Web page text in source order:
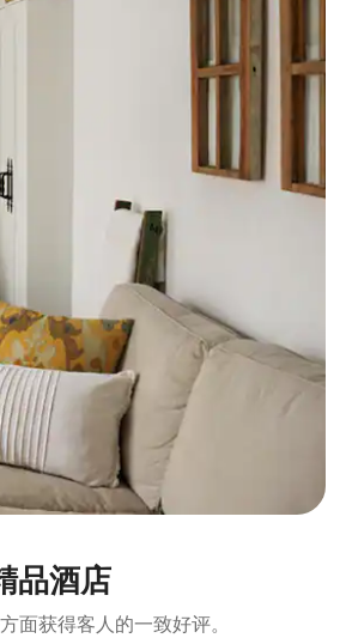
品酒店
面获得客人的一致好评。